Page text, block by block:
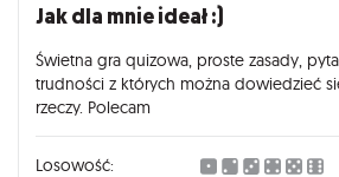
Jak dla mnie ideał :)
Świetna gra quizowa, proste zasady,
trudności z których można dowiedzieć
rzeczy. Polecam
Losowość: